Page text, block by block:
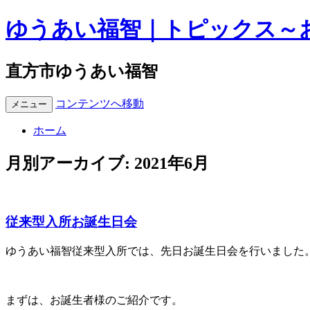
ゆうあい福智｜トピックス～
直方市ゆうあい福智
メニュー コンテンツへ移動
ホーム
月別アーカイブ: 2021年6月
従来型入所お誕生日会
ゆうあい福智従来型入所では、先日お誕生日会を行いました。
まずは、お誕生者様のご紹介です。